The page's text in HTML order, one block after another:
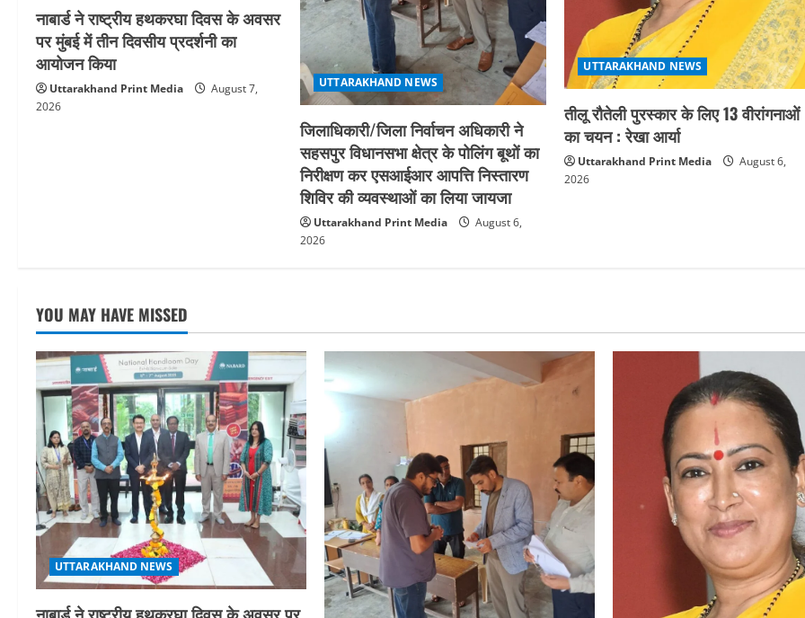
नाबार्ड ने राष्ट्रीय हथकरघा दिवस के अवसर
पर मुंबई में तीन दिवसीय प्रदर्शनी का
आयोजन किया
Uttarakhand Print Media
August 7,
2026
UTTARAKHAND NEWS
जिलाधिकारी/जिला निर्वाचन अधिकारी ने
सहसपुर विधानसभा क्षेत्र के पोलिंग बूथों का
निरीक्षण कर एसआईआर आपत्ति निस्तारण
शिविर की व्यवस्थाओं का लिया जायजा
Uttarakhand Print Media
August 6,
2026
UTTARAKHAND NEWS
तीलू रौतेली पुरस्कार के लिए 13 वीरांगनाओं
का चयन : रेखा आर्या
Uttarakhand Print Media
August 6,
2026
YOU MAY HAVE MISSED
UTTARAKHAND NEWS